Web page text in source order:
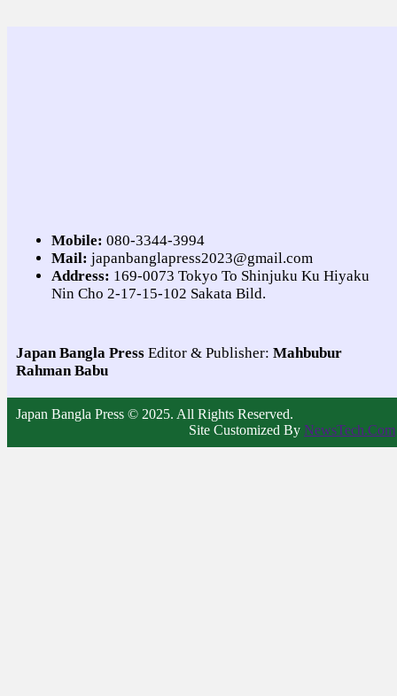
Mobile: 080-3344-3994
Mail: japanbanglapress2023@gmail.com
Address: 169-0073 Tokyo To Shinjuku Ku Hiyaku
Nin Cho 2-17-15-102 Sakata Bild.
Japan Bangla Press Editor & Publisher: Mahbubur
Rahman Babu
Japan Bangla Press © 2025. All Rights Reserved.
Site Customized By NewsTech.Com